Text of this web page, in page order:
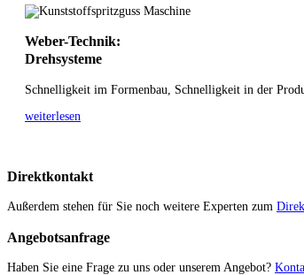
Weber-Technik:
Drehsysteme
Schnelligkeit im Formenbau, Schnelligkeit in der
weiterlesen
Direktkontakt
Außerdem stehen für Sie noch weitere Experten zum
Angebotsanfrage
Haben Sie eine Frage zu uns oder unserem Angebot?